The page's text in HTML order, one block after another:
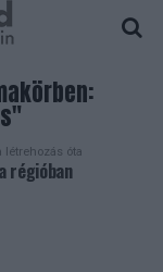
létrehozás óta
régióban